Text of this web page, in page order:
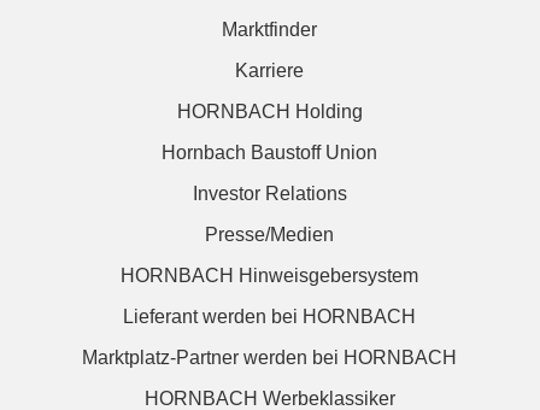
Marktfinder
Karriere
HORNBACH Holding
Hornbach Baustoff Union
Investor Relations
Presse/Medien
HORNBACH Hinweisgebersystem
Lieferant werden bei HORNBACH
Marktplatz-Partner werden bei HORNBACH
HORNBACH Werbeklassiker